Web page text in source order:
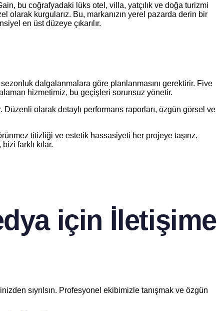
bu coğrafyadaki lüks otel, villa, yatçılık ve doğa turizmi
olarak kurgularız. Bu, markanızın yerel pazarda derin bir
en üst düzeye çıkarılır.
dalgalanmalara göre planlanmasını gerektirir. Five
hizmetimiz, bu geçişleri sorunsuz yönetir.
olarak detaylı performans raporları, özgün görsel ve
titizliği ve estetik hassasiyeti her projeye taşırız.
farklı kılar.
için İletişime
sıyrılsın. Profesyonel ekibimizle tanışmak ve özgün